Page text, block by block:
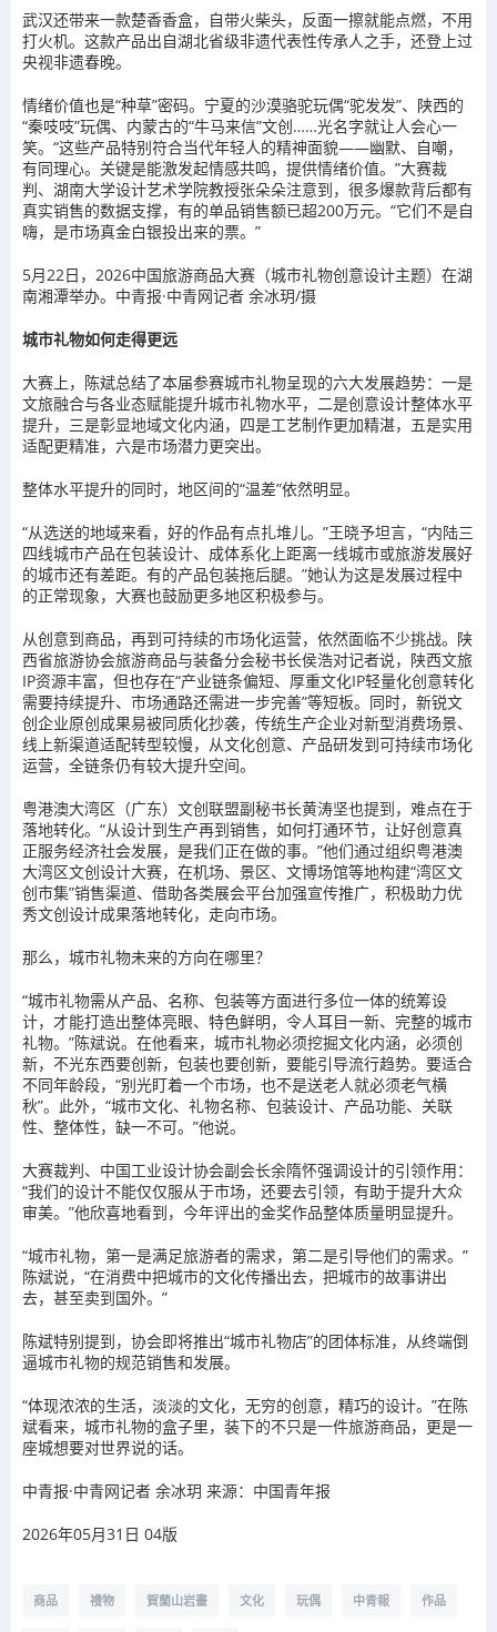
武汉还带来一款楚香香盒，自带火柴头，反面一擦就能点燃，不用
打火机。这款产品出自湖北省级非遗代表性传承人之手，还登上过
央视非遗春晚。
情绪价值也是“种草”密码。宁夏的沙漠骆驼玩偶“驼发发”、陕西的
“秦吱吱”玩偶、内蒙古的“牛马来信”文创……光名字就让人会心一
笑。“这些产品特别符合当代年轻人的精神面貌——幽默、自嘲，
有同理心。关键是能激发起情感共鸣，提供情绪价值。”大赛裁
判、湖南大学设计艺术学院教授张朵朵注意到，很多爆款背后都有
真实销售的数据支撑，有的单品销售额已超200万元。“它们不是自
嗨，是市场真金白银投出来的票。”
5月22日，2026中国旅游商品大赛（城市礼物创意设计主题）在湖
南湘潭举办。中青报·中青网记者 余冰玥/摄
城市礼物如何走得更远
大赛上，陈斌总结了本届参赛城市礼物呈现的六大发展趋势：一是
文旅融合与各业态赋能提升城市礼物水平，二是创意设计整体水平
提升，三是彰显地域文化内涵，四是工艺制作更加精湛，五是实用
适配更精准，六是市场潜力更突出。
整体水平提升的同时，地区间的“温差”依然明显。
“从选送的地域来看，好的作品有点扎堆儿。”王晓予坦言，“内陆三
四线城市产品在包装设计、成体系化上距离一线城市或旅游发展好
的城市还有差距。有的产品包装拖后腿。”她认为这是发展过程中
的正常现象，大赛也鼓励更多地区积极参与。
从创意到商品，再到可持续的市场化运营，依然面临不少挑战。陕
西省旅游协会旅游商品与装备分会秘书长侯浩对记者说，陕西文旅
IP资源丰富，但也存在“产业链条偏短、厚重文化IP轻量化创意转化
需要持续提升、市场通路还需进一步完善”等短板。同时，新锐文
创企业原创成果易被同质化抄袭，传统生产企业对新型消费场景、
线上新渠道适配转型较慢，从文化创意、产品研发到可持续市场化
运营，全链条仍有较大提升空间。
粤港澳大湾区（广东）文创联盟副秘书长黄涛坚也提到，难点在于
落地转化。“从设计到生产再到销售，如何打通环节，让好创意真
正服务经济社会发展，是我们正在做的事。”他们通过组织粤港澳
大湾区文创设计大赛，在机场、景区、文博场馆等地构建“湾区文
创市集”销售渠道、借助各类展会平台加强宣传推广，积极助力优
秀文创设计成果落地转化，走向市场。
那么，城市礼物未来的方向在哪里？
“城市礼物需从产品、名称、包装等方面进行多位一体的统筹设
计，才能打造出整体亮眼、特色鲜明，令人耳目一新、完整的城市
礼物。”陈斌说。在他看来，城市礼物必须挖掘文化内涵，必须创
新，不光东西要创新，包装也要创新，要能引导流行趋势。要适合
不同年龄段，“别光盯着一个市场，也不是送老人就必须老气横
秋”。此外，“城市文化、礼物名称、包装设计、产品功能、关联
性、整体性，缺一不可。”他说。
大赛裁判、中国工业设计协会副会长余隋怀强调设计的引领作用：
“我们的设计不能仅仅服从于市场，还要去引领，有助于提升大众
审美。”他欣喜地看到，今年评出的金奖作品整体质量明显提升。
“城市礼物，第一是满足旅游者的需求，第二是引导他们的需求。”
陈斌说，“在消费中把城市的文化传播出去，把城市的故事讲出
去，甚至卖到国外。”
陈斌特别提到，协会即将推出“城市礼物店”的团体标准，从终端倒
逼城市礼物的规范销售和发展。
“体现浓浓的生活，淡淡的文化，无穷的创意，精巧的设计。”在陈
斌看来，城市礼物的盒子里，装下的不只是一件旅游商品，更是一
座城想要对世界说的话。
中青报·中青网记者 余冰玥 来源：中国青年报
2026年05月31日 04版
商品 禮物 賀蘭山岩畫 文化 玩偶 中青報 作品